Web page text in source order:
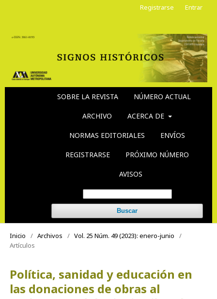
SOBRE LA REVISTA NÚMERO ACTUAL
ARCHIVO ACERCA DE
NORMAS EDITORIALES ENVÍOS
REGISTRARSE PRÓXIMO NÚMERO
AVISOS
Buscar
Registrarse Entrar
Inicio / Archivos / Vol. 25 Núm. 49 (2023): enero-junio
/
Artículos
Política, sanidad y educación en
las donaciones de obras al